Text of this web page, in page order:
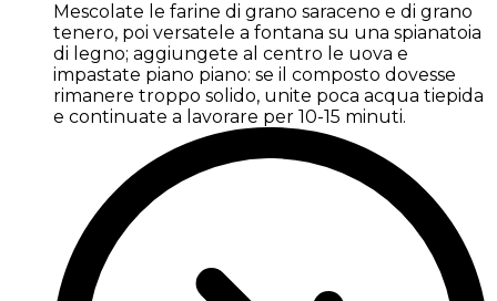
Mescolate le farine di grano saraceno e di grano
tenero, poi versatele a fontana su una spianatoia
di legno; aggiungete al centro le uova e
impastate piano piano: se il composto dovesse
rimanere troppo solido, unite poca acqua tiepida
e continuate a lavorare per 10-15 minuti.